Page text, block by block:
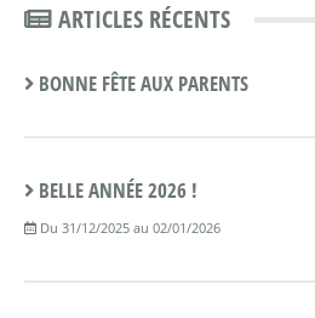
ARTICLES RÉCENTS
BONNE FÊTE AUX PARENTS
BELLE ANNÉE 2026 !
Du 31/12/2025 au 02/01/2026